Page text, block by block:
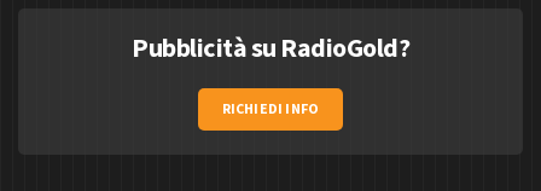
Pubblicità su RadioGold?
RICHIEDI INFO